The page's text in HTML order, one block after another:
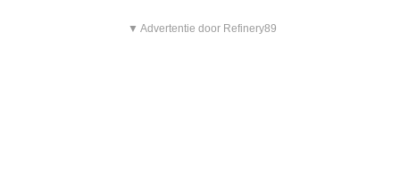
▼ Advertentie door Refinery89